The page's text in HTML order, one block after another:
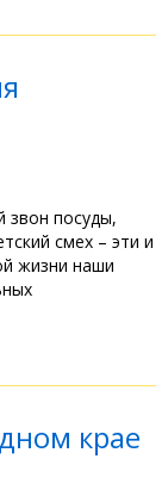
звон посуды,
смех – эти и
жизни наши
крае